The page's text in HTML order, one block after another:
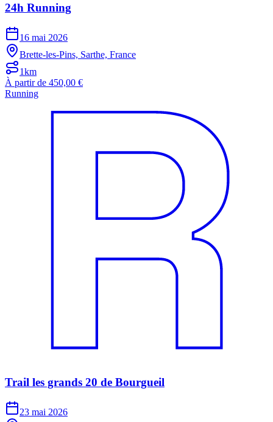
24h Running
16 mai 2026
Brette-les-Pins, Sarthe, France
1km
À partir de 450,00 €
Running
Trail les grands 20 de Bourgueil
23 mai 2026